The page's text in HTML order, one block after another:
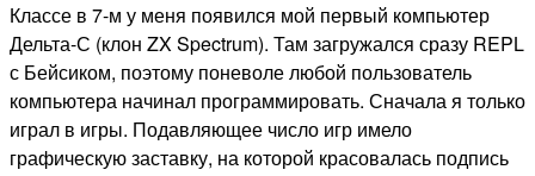
Классе в 7-м у меня появился мой первый компьютер
Дельта-С (клон ZX Spectrum). Там загружался сразу REPL
с Бейсиком, поэтому поневоле любой пользователь
компьютера начинал программировать. Сначала я только
играл в игры. Подавляющее число игр имело
графическую заставку, на которой красовалась подпись